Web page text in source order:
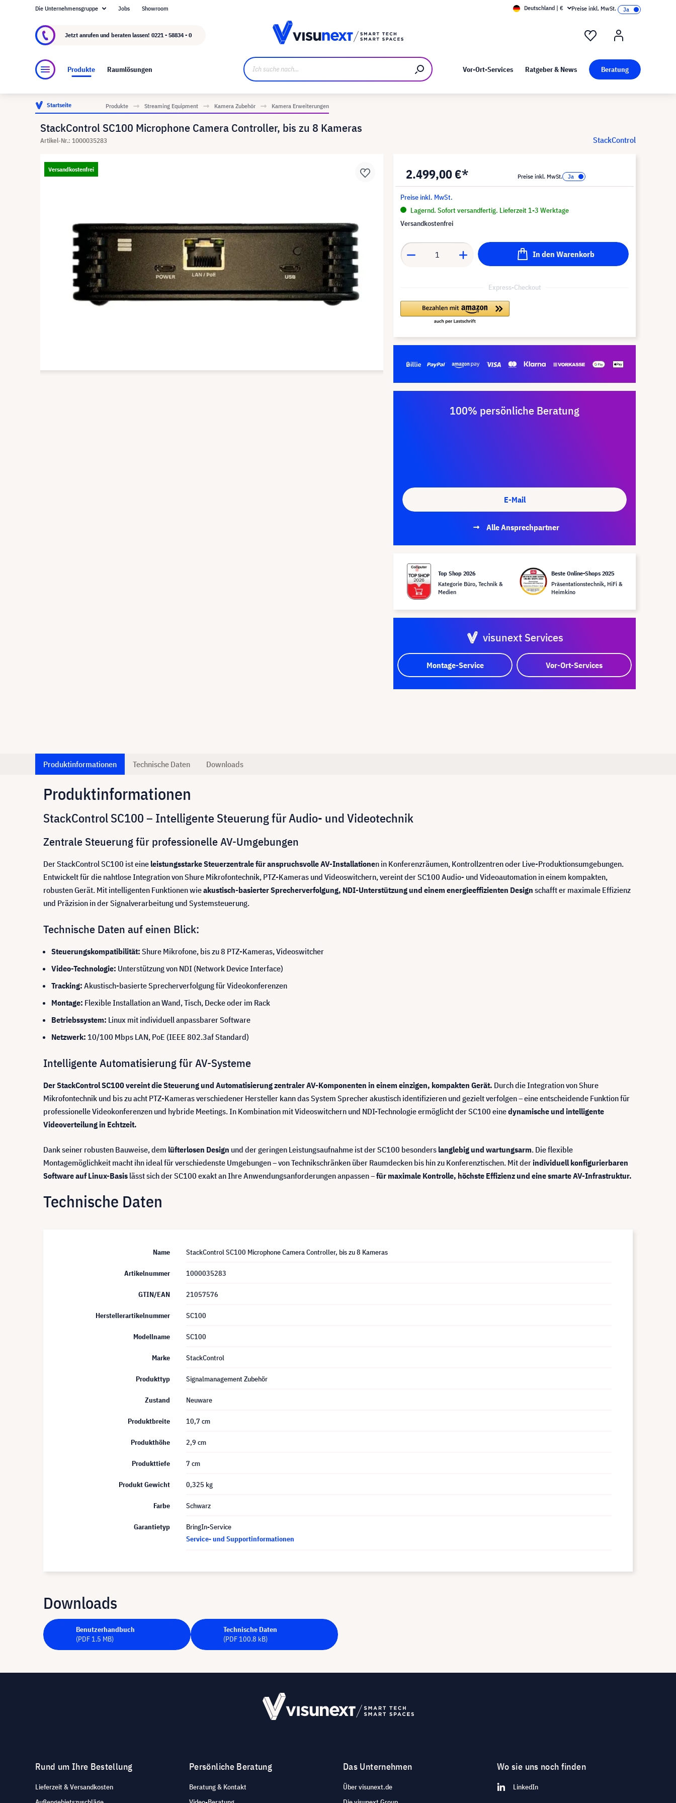
Über visunext.de Kunst bei visunext
Die Unternehmensgruppe Jobs Showroom Deutschland | € Preise inkl. MwSt.
Jetzt anrufen und beraten lassen! 0221 - 58834 - 0
Produkte Raumlösungen Vor-Ort-Services Ratgeber & News Beratung
Startseite Produkte Streaming Equipment Kamera Zubehör Kamera Erweiterungen
StackControl SC100 Microphone Camera Controller, bis zu 8 Kameras
Artikel-Nr.: 1000035283 StackControl
Versandkostenfrei 2.499,00 €* Preise inkl. MwSt.
Preise inkl. MwSt.
Lagernd. Sofort versandfertig. Lieferzeit 1-3 Werktage
Versandkostenfrei
In den Warenkorb
Express-Checkout
100% persönliche Beratung
E-Mail
Alle Ansprechpartner
Top Shop 2026
Kategorie Büro, Technik &
Medien
Beste Online-Shops 2025
Präsentationstechnik, HiFi &
Heimkino
visunext Services
Montage-Service Vor-Ort-Services
Produktinformationen Technische Daten Downloads
Produktinformationen
StackControl SC100 – Intelligente Steuerung für Audio- und Videotechnik
Zentrale Steuerung für professionelle AV-Umgebungen
Der StackControl SC100 ist eine leistungsstarke Steuerzentrale für anspruchsvolle AV-Installationen in Konferenzräumen, Kontrollzentren oder Live-Produktionsumgebungen.
Entwickelt für die nahtlose Integration von Shure Mikrofontechnik, PTZ-Kameras und Videoswitchern, vereint der SC100 Audio- und Videoautomation in einem kompakten,
robusten Gerät. Mit intelligenten Funktionen wieakustisch-basierter Sprecherverfolgung, NDI-Unterstützung und einem energieeffizienten Design schafft er maximale Effizienz
und Präzision in der Signalverarbeitung und Systemsteuerung.
Technische Daten auf einen Blick:
Steuerungskompatibilität: Shure Mikrofone, bis zu 8 PTZ-Kameras, Videoswitcher
Video-Technologie: Unterstützung von NDI (Network Device Interface)
Tracking: Akustisch-basierte Sprecherverfolgung für Videokonferenzen
Montage: Flexible Installation an Wand, Tisch, Decke oder im Rack
Betriebssystem: Linux mit individuell anpassbarer Software
Netzwerk: 10/100 Mbps LAN, PoE (IEEE 802.3af Standard)
Intelligente Automatisierung für AV-Systeme
Der StackControl SC100 vereint die Steuerung und Automatisierung zentraler AV-Komponenten in einem einzigen, kompakten Gerät. Durch die Integration von Shure
Mikrofontechnik und bis zu acht PTZ-Kameras verschiedener Hersteller kann das System Sprecher akustisch identifizieren und gezielt verfolgen – eine entscheidende Funktion für
professionelle Videokonferenzen und hybride Meetings. In Kombination mit Videoswitchern und NDI-Technologie ermöglicht der SC100 einedynamische und intelligente
Videoverteilung in Echtzeit.
Dank seiner robusten Bauweise, dem lüfterlosen Design und der geringen Leistungsaufnahme ist der SC100 besonders langlebig und wartungsarm. Die flexible
Montagemöglichkeit macht ihn ideal für verschiedenste Umgebungen – von Technikschränken über Raumdecken bis hin zu Konferenztischen. Mit derindividuell konfigurierbaren
Software auf Linux-Basis lässt sich der SC100 exakt an Ihre Anwendungsanforderungen anpassen –für maximale Kontrolle, höchste Effizienz und eine smarte AV-Infrastruktur.
Technische Daten
Name StackControl SC100 Microphone Camera Controller, bis zu 8 Kameras
Artikelnummer 1000035283
GTIN/EAN 21057576
Herstellerartikelnummer SC100
Modellname SC100
Marke StackControl
Produkttyp Signalmanagement Zubehör
Zustand Neuware
Produktbreite 10,7 cm
Produkthöhe 2,9 cm
Produkttiefe 7 cm
Produkt Gewicht 0,325 kg
Farbe Schwarz
Garantietyp
BringIn-Service
Service- und Supportinformationen
Downloads
Benutzerhandbuch
(PDF 1.5 MB)
Technische Daten
(PDF 100.8 kB)
Rund um Ihre Bestellung
Lieferzeit & Versandkosten
Persönliche Beratung
Beratung & Kontakt
Das Unternehmen
Über visunext.de
Wo sie uns noch finden
LinkedIn